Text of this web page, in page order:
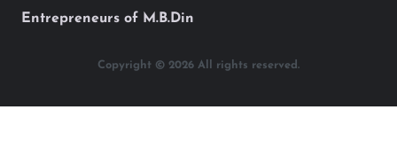
Entrepreneurs of M.B.Din
Copyright © 2026 All rights reserved.